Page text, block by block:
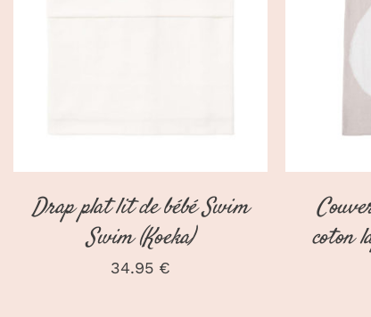
Drap plat lit de bébé Swim
Swim (Koeka)
34.95 €
coton